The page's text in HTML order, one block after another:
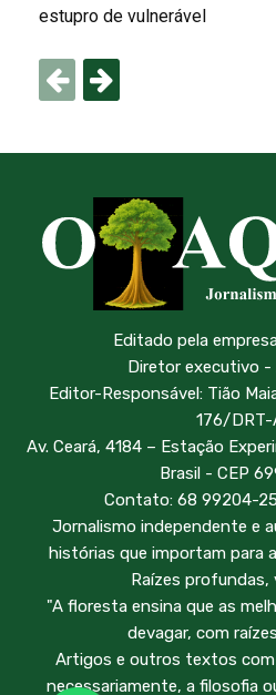
estupro de vulnerável
Editado pela
Diretor executivo -
Editor-Responsável: Tião
176/DRT-
Av. Ceará, 4184 – Estação
Brasil - CEP
Contato: 68 99204-
Jornalismo independente e
histórias que importam para
Raízes profundas,
"A floresta ensina que as
devagar, com
Artigos e outros textos
necessariamente, a filosofia